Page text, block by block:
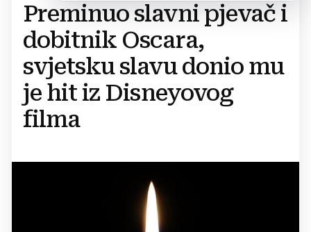
Preminuo slavni pjevač i
dobitnik Oscara,
svjetsku slavu donio mu
je hit iz Disneyovog
filma